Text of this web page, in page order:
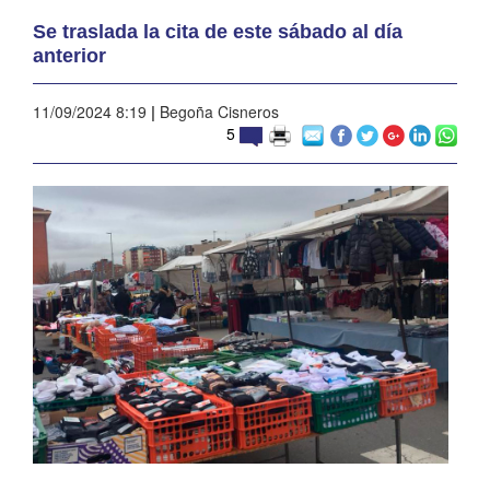
Se traslada la cita de este sábado al día
anterior
11/09/2024 8:19 | Begoña Cisneros
5